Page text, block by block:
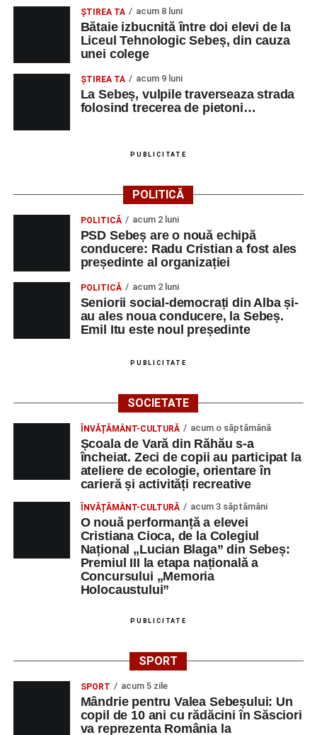
ŞTIREA TA acum 8 luni
Bătaie izbucnită între doi elevi de la
Liceul Tehnologic Sebeș, din cauza
unei colege
ŞTIREA TA acum 9 luni
La Sebeș, vulpile traverseaza strada
folosind trecerea de pietoni…
PUBLICITATE
POLITICĂ
POLITICĂ acum 2 luni
PSD Sebeș are o nouă echipă
conducere: Radu Cristian a fost ales
președinte al organizației
POLITICĂ acum 2 luni
Seniorii social-democrați din Alba și-
au ales noua conducere, la Sebeș.
Emil Itu este noul președinte
PUBLICITATE
SOCIETATE
ÎNVĂȚĂMÂNT-CULTURĂ acum o săptămână
Școala de Vară din Răhău s-a
încheiat. Zeci de copii au participat la
ateliere de ecologie, orientare în
carieră și activități recreative
ÎNVĂȚĂMÂNT-CULTURĂ acum 3 săptămâni
O nouă performanță a elevei
Cristiana Cioca, de la Colegiul
Național „Lucian Blaga” din Sebeș:
Premiul III la etapa națională a
Concursului „Memoria
Holocaustului”
PUBLICITATE
SPORT
SPORT acum 5 zile
Mândrie pentru Valea Sebeșului: Un
copil de 10 ani cu rădăcini în Săsciori
va reprezenta România la